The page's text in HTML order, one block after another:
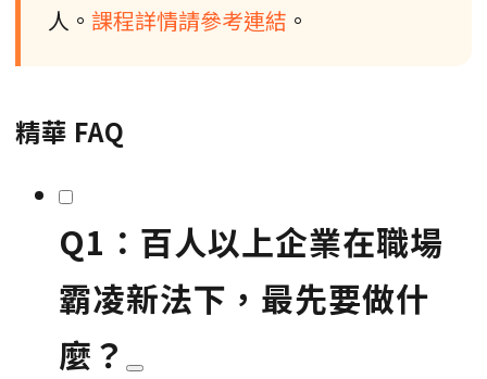
人。 課程詳情請參考連結 。
精華 FAQ
Q1：百人以上企業在職場
霸凌新法下，最先要做什
麼？